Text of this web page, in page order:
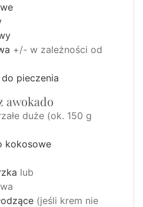
+/- w zależności od
pieczenia
awokado
duże (ok. 150 g
kokosowe
lub
(jeśli krem nie